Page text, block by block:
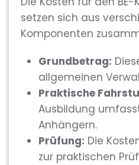
setzen sich aus
Komponenten
Grundbetrag:
allgemeinen
Praktische
Ausbildung
Anhängern.
Prüfung: Die
zur praktischen